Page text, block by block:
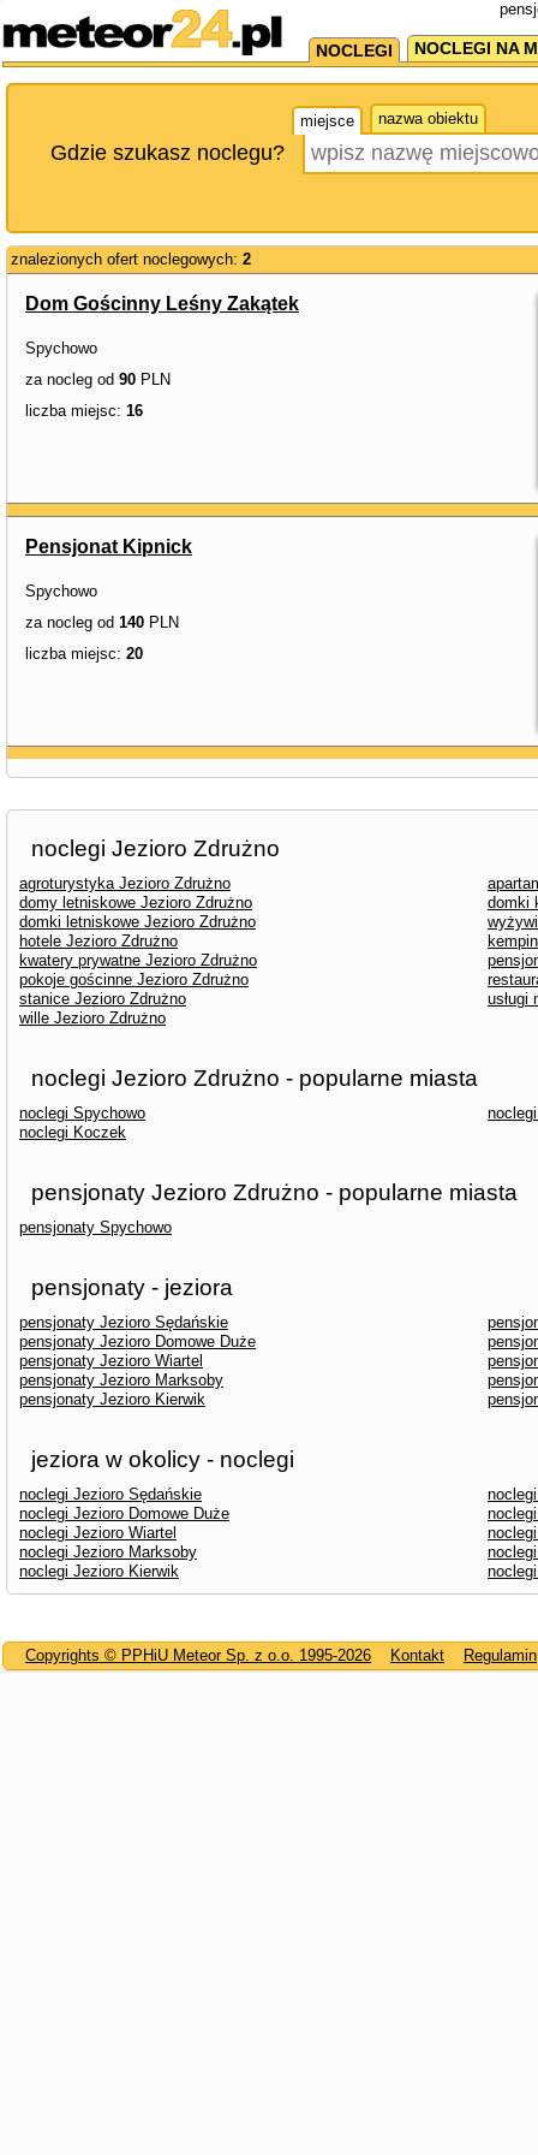
NOCLEGI NOCLEGI NA
miejsce nazwa obiektu
Gdzie szukasz noclegu?
znalezionych ofert noclegowych: 2
Dom Gościnny Leśny Zakątek
Spychowo
za nocleg od 90 PLN
liczba miejsc: 16
Pensjonat Kipnick
Spychowo
za nocleg od 140 PLN
liczba miejsc: 20
noclegi Jezioro Zdrużno
agroturystyka Jezioro Zdrużno
domy letniskowe Jezioro Zdrużno
domki
domki letniskowe Jezioro Zdrużno
hotele Jezioro Zdrużno
kwatery prywatne Jezioro Zdrużno
pokoje gościnne Jezioro Zdrużno
stanice Jezioro Zdrużno
usługi
wille Jezioro Zdrużno
noclegi Jezioro Zdrużno - popularne miasta
noclegi Spychowo
noclegi Koczek
pensjonaty Jezioro Zdrużno - popularne miasta
pensjonaty Spychowo
pensjonaty - jeziora
pensjonaty Jezioro Sędańskie
pensjonaty Jezioro Domowe Duże
pensjonaty Jezioro Wiartel
pensjonaty Jezioro Marksoby
pensjonaty Jezioro Kierwik
jeziora w okolicy - noclegi
noclegi Jezioro Sędańskie
noclegi Jezioro Domowe Duże
noclegi Jezioro Wiartel
noclegi Jezioro Marksoby
noclegi Jezioro Kierwik
Copyrights © PPHiU Meteor Sp. z o.o. 1995-2026 Kontakt Regulamin